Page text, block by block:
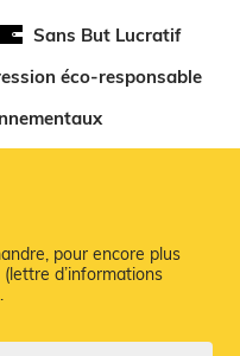
Sans But Lucratif
éco-responsable
pour encore plus
d’informations